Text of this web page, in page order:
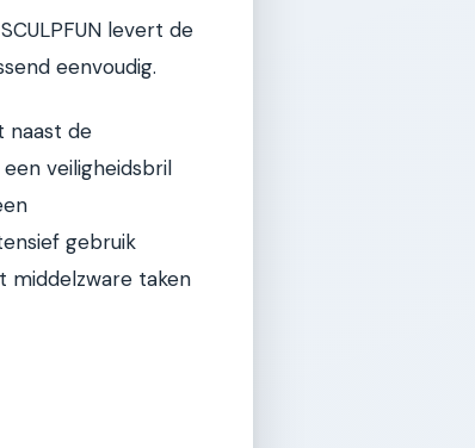
levert de
eenvoudig.
naast de
veiligheidsbril
gebruik
middelzware taken